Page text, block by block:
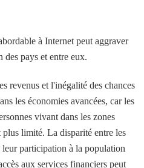
à Internet peut aggraver
des pays et entre eux.
revenus et l'inégalité des chances
les économies avancées, car les
vivant dans les zones
plus limité. La disparité entre les
leur participation à la population
aux services financiers peut